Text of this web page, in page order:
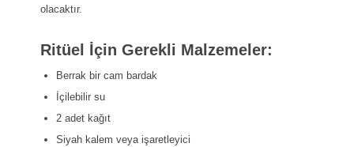
olacaktır.
Ritüel İçin Gerekli Malzemeler:
Berrak bir cam bardak
İçilebilir su
2 adet kağıt
Siyah kalem veya işaretleyici